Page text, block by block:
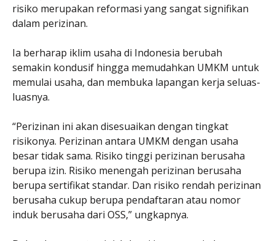
risiko merupakan reformasi yang sangat signifikan
dalam perizinan.
Ia berharap iklim usaha di Indonesia berubah
semakin kondusif hingga memudahkan UMKM untuk
memulai usaha, dan membuka lapangan kerja seluas-
luasnya.
“Perizinan ini akan disesuaikan dengan tingkat
risikonya. Perizinan antara UMKM dengan usaha
besar tidak sama. Risiko tinggi perizinan berusaha
berupa izin. Risiko menengah perizinan berusaha
berupa sertifikat standar. Dan risiko rendah perizinan
berusaha cukup berupa pendaftaran atau nomor
induk berusaha dari OSS,” ungkapnya.